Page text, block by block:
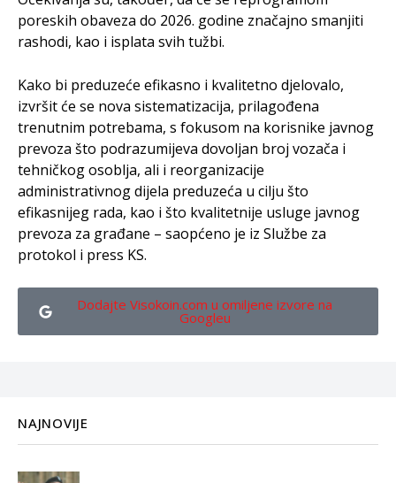
poreskih obaveza do 2026. godine značajno smanjiti
rashodi, kao i isplata svih tužbi.
Kako bi preduzeće efikasno i kvalitetno djelovalo,
izvršit će se nova sistematizacija, prilagođena
trenutnim potrebama, s fokusom na korisnike javnog
prevoza što podrazumijeva dovoljan broj vozača i
tehničkog osoblja, ali i reorganizacije
administrativnog dijela preduzeća u cilju što
efikasnijeg rada, kao i što kvalitetnije usluge javnog
prevoza za građane – saopćeno je iz Službe za
protokol i press KS.
Dodajte Visokoin.com u omiljene izvore na
Googleu
NAJNOVIJE